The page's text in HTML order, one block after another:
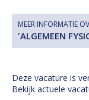
MEER INFORMATIE
'ALGEMEEN
Deze vacature is
Bekijk actuele